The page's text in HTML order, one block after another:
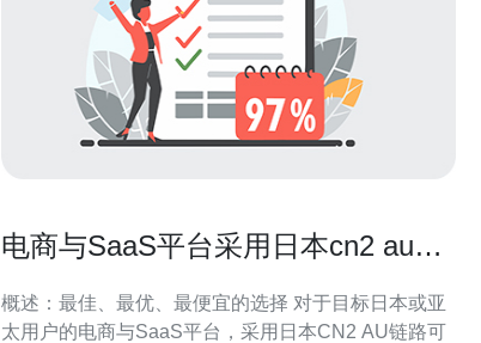
电商与SaaS平台采用日本cn2 au降
概述：最佳、最优、最便宜的选择 对于目标日本或亚
太用户的电商与SaaS平台，采用日本CN2 AU链路可